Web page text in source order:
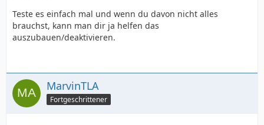
Teste es einfach mal und wenn du davon nicht alles
brauchst, kann man dir ja helfen das
auszubauen/deaktivieren.
MarvinTLA
Fortgeschrittener